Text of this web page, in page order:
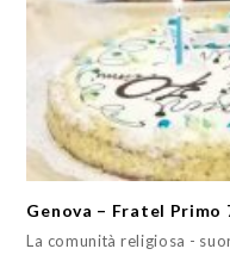
Genova – Fratel
La comunità religiosa -